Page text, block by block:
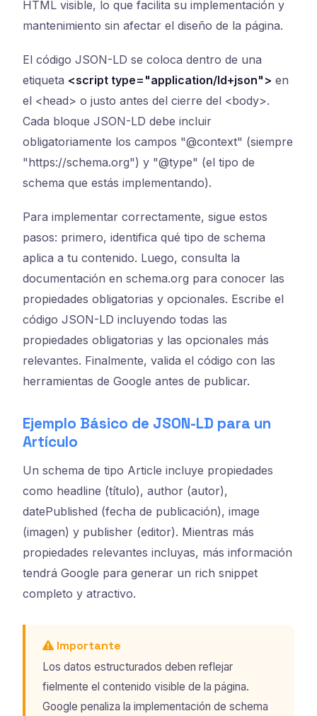
HTML visible, lo que facilita su implementación y
mantenimiento sin afectar el diseño de la página.
El código JSON-LD se coloca dentro de una
etiqueta <script type="application/ld+json"> en
el <head> o justo antes del cierre del <body>.
Cada bloque JSON-LD debe incluir
obligatoriamente los campos "@context" (siempre
"https://schema.org") y "@type" (el tipo de
schema que estás implementando).
Para implementar correctamente, sigue estos
pasos: primero, identifica qué tipo de schema
aplica a tu contenido. Luego, consulta la
documentación en schema.org para conocer las
propiedades obligatorias y opcionales. Escribe el
código JSON-LD incluyendo todas las
propiedades obligatorias y las opcionales más
relevantes. Finalmente, valida el código con las
herramientas de Google antes de publicar.
Ejemplo Básico de JSON-LD para un
Artículo
Un schema de tipo Article incluye propiedades
como headline (título), author (autor),
datePublished (fecha de publicación), image
(imagen) y publisher (editor). Mientras más
propiedades relevantes incluyas, más información
tendrá Google para generar un rich snippet
completo y atractivo.
Importante
Los datos estructurados deben reflejar
fielmente el contenido visible de la página.
Google penaliza la implementación de schema